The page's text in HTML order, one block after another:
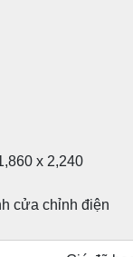
x 2,240
cửa chỉnh điện